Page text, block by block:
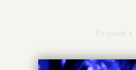
En savoir +